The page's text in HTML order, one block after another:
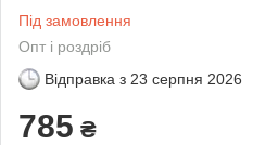
Під замовлення
Опт і роздріб
Відправка з 23 серпня 2026
785 ₴